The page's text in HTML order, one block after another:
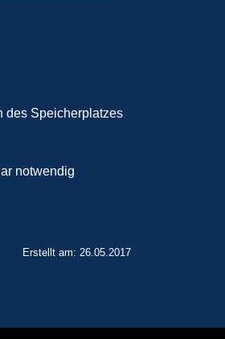
des Speicherplatzes
notwendig
Erstellt am: 26.05.2017